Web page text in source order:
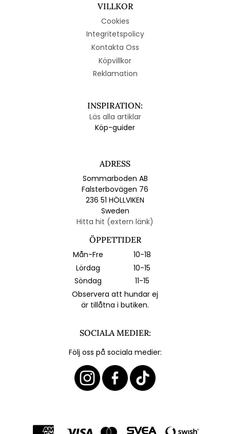
VILLKOR
Cookies
Integritetspolicy
Kontakta Oss
Köpvillkor
Reklamation
INSPIRATION:
Läs alla artiklar
Köp-guider
ADRESS
Sommarboden AB
Falsterbovägen 76
236 51 HÖLLVIKEN
Sweden
Hitta hit (extern länk)
ÖPPETTIDER
Mån-Fre
10-18
Lördag
10-15
Söndag
11-15
Observera att hundar ej
är tillåtna i butiken.
SOCIALA MEDIER:
Följ oss på sociala medier: